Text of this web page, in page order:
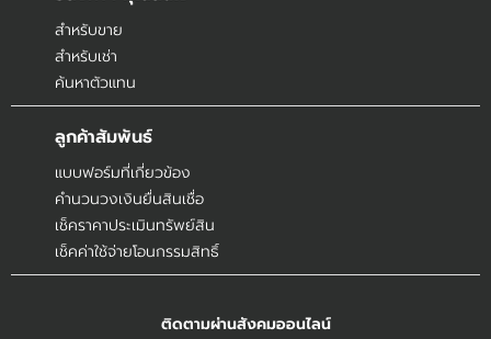
สำหรับขาย
สำหรับเช่า
ค้นหาตัวแทน
ลูกค้าสัมพันธ์
แบบฟอร์มที่เกี่ยวข้อง
คำนวนวงเงินยื่นสินเชื่อ
เช็คราคาประเมินทรัพย์สิน
เช็คค่าใช้จ่ายโอนกรรมสิทธิ์
ติดตามผ่านสังคมออนไลน์